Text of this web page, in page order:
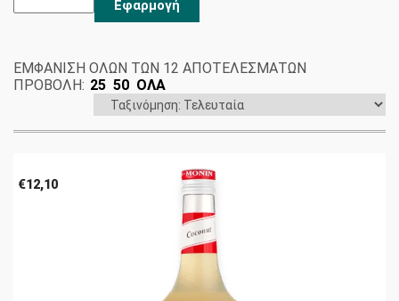
Εφαρμογή
ΕΜΦΆΝΙΣΗ ΌΛΩΝ ΤΩΝ 12 ΑΠΟΤΕΛΕΣΜΆΤΩΝ
ΠΡΟΒΟΛΗ: 25 50 ΟΛΑ
€12,10